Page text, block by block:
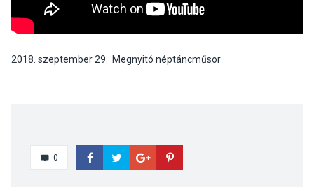
2018. szeptember 29. Megnyitó néptáncműsor
0